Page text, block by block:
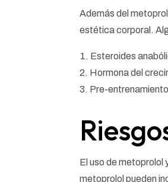
Además del
estética corporal.
Esteroides
Hormona del
Pre-
El uso de metoprolol
metoprolol pueden